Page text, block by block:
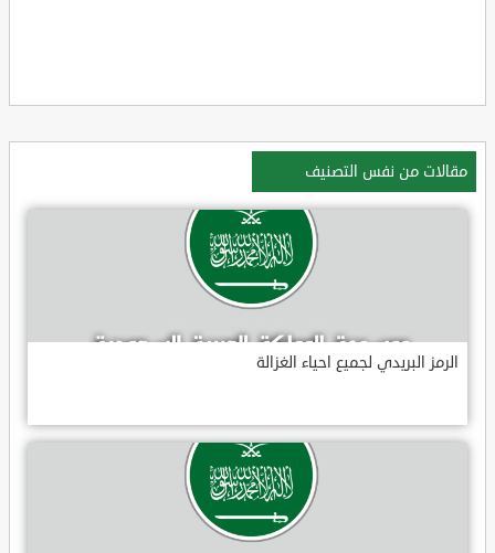
مقالات من نفس التصنيف
الرمز البريدي لجميع احياء الغزالة